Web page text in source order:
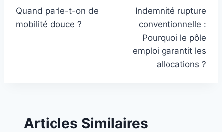
navigation
Quand parle-t-on de
mobilité douce ?
Indemnité rupture
conventionnelle :
Pourquoi le pôle
emploi garantit les
allocations ?
Articles Similaires